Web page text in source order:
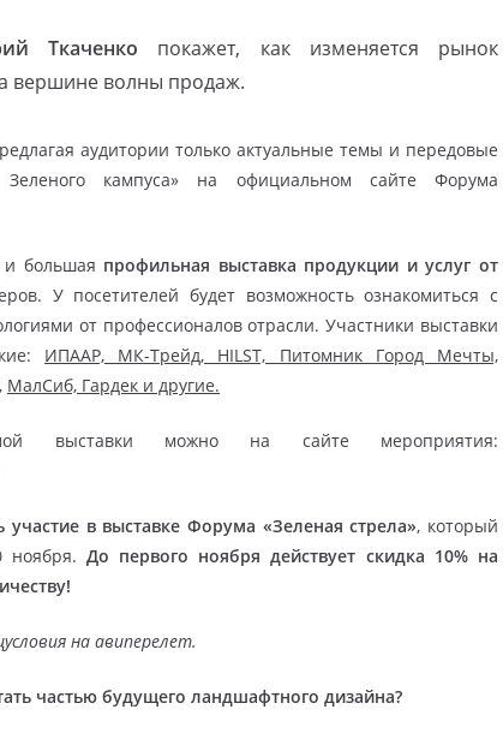
Ткаченко покажет, как изменяется рынок
вершине волны продаж.
аудитории только актуальные темы и передовые
кампуса» на официальном сайте Форума
и большая профильная выставка продукции и услуг от
У посетителей будет возможность ознакомиться с
от профессионалов отрасли. Участники выставки
ИПААР, МК-Трейд, HILST, Питомник Город Мечты,
, МалСиб, Гардек и другие.
выставки можно на сайте мероприятия:
в выставке Форума «Зеленая стрела», который
До первого ноября действует скидка 10% на
на авиперелет.
частью будущего ландшафтного дизайна?